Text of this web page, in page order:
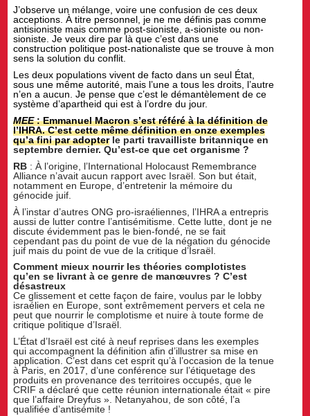
J’observe un mélange, voire une confusion de ces deux
acceptions. À titre personnel, je ne me définis pas comme
antisioniste mais comme post-sioniste, a-sioniste ou non-
sioniste. Je veux dire par là que c’est dans une
construction politique post-nationaliste que se trouve à mon
sens la solution du conflit.
Les deux populations vivent de facto dans un seul État,
sous une même autorité, mais l’une a tous les droits, l’autre
n’en a aucun. Je pense que c’est le démantèlement de ce
système d’apartheid qui est à l’ordre du jour.
MEE: Emmanuel Macron s’est référé à la définition de
l’IHRA. C’est cette même définition en onze exemples
qu’a fini paradopterle parti travailliste britannique en
septembre dernier. Qu’est-ce que cet organisme ?
RB : À l’origine, l’International Holocaust Remembrance
Alliance n’avait aucun rapport avec Israël. Son but était,
notamment en Europe, d’entretenir la mémoire du
génocide juif.
À l’instar d’autres ONG pro-israéliennes, l’IHRA a entrepris
aussi de lutter contre l’antisémitisme. Cette lutte, dont je ne
discute évidemment pas le bien-fondé, ne se fait
cependant pas du point de vue de la négation du génocide
juif mais du point de vue de la critique d’Israël.
Comment mieux nourrir les théories complotistes
qu’en se livrant à ce genre de manœuvres ? C’est
désastreux
Ce glissement et cette façon de faire, voulus par le lobby
israélien en Europe, sont extrêmement pervers et cela ne
peut que nourrir le complotisme et nuire à toute forme de
critique politique d’Israël.
L’État d’Israël est cité à neuf reprises dans les exemples
qui accompagnent la définition afin d’illustrer sa mise en
application. C’est dans cet esprit qu’à l’occasion de la tenue
à Paris, en 2017, d’une conférence sur l’étiquetage des
produits en provenance des territoires occupés, que le
CRIF a déclaré que cette réunion internationale était « pire
que l’affaire Dreyfus ». Netanyahou, de son côté, l’a
qualifiée d’antisémite !